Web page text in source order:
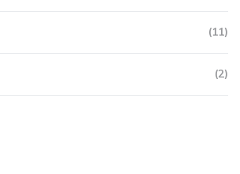
(11)
(2)